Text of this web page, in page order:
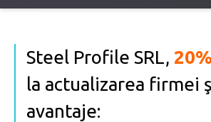
Steel Profile SRL,
la actualizarea firmei
avantaje: